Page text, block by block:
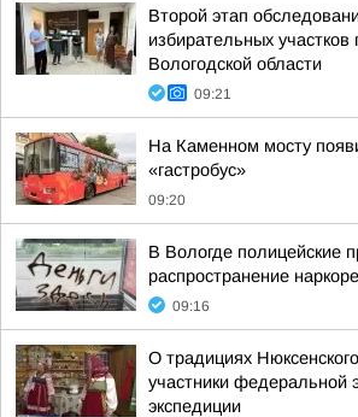
Второй этап
избирательных участков
Вологодской области
09:21
На Каменном мосту
«гастробус»
09:20
В Вологде полицейские
распространение
09:16
О традициях
участники федеральной
экспедиции